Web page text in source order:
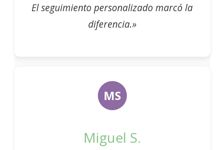
El seguimiento personalizado marcó la
diferencia.»
MS
Miguel S.